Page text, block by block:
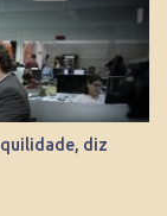
Eles só terão
anos. Se o
um benefício
então é melhor
ministro Paulo
apresentá-lo de
Essas virtudes
diz